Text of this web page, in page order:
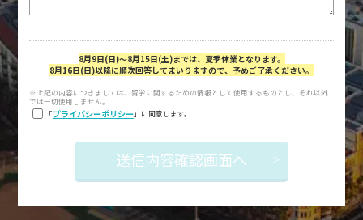
8月9日(日)～8月15日(土)までは、夏季休業となります。
8月16日(日)以降に順次回答してまいりますので、予めご了承ください。
※上記の内容につきましては、留学に関するための情報として使用するものとし、それ以外
では一切使用しません。
「プライバシーポリシー」に同意します。